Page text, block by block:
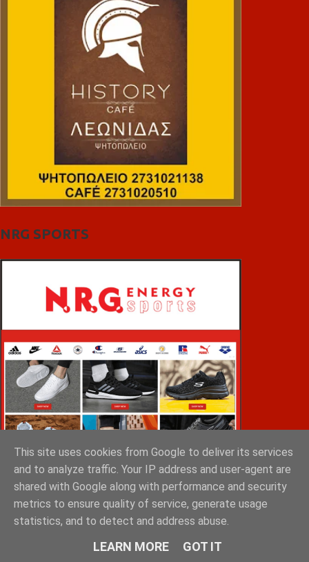
NRG SPORTS
VOiD ΣΠΑΡΤΗ
This site uses cookies from Google to deliver its services
and to analyze traffic. Your IP address and user-agent are
shared with Google along with performance and security
metrics to ensure quality of service, generate usage
statistics, and to detect and address abuse.
LEARN MORE GOT IT